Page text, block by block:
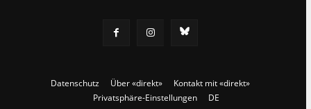
Datenschutz Über «direkt»
Kontakt mit «direkt»
Privatsphäre-Einstellungen
DE